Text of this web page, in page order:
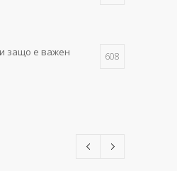
защо е важен 608